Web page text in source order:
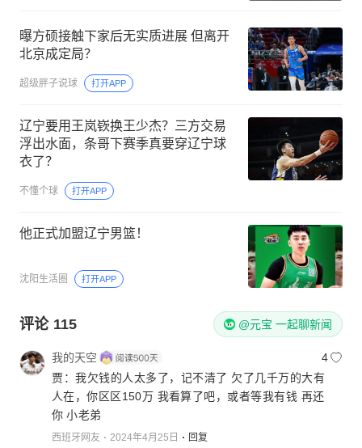
曝方硕接触下家后无实质进展 但离开
北京成定局？
超级胖子说球 打开APP
辽宁要用王岚嵚换王少杰？三方交易
浮出水面，条哥下赛季真要穿辽宁球
衣了？
不懂个球 打开APP
他正式加盟辽宁男篮！
沈阳生活圈 打开APP
评论 115 @元宝 一起聊新闻
我的天空
4
贾：我欠钱的人太多了，记不清了 欠了几千万的大有
人在，你区区150万 我看算了吧，或者等我有钱 再还
你 小老弟
西班牙网友 2024年4月25日 回复